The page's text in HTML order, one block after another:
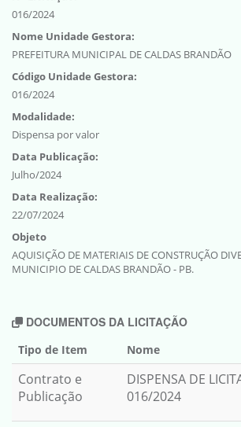
016/2024
Nome Unidade Gestora:
PREFEITURA MUNICIPAL DE CALDAS BRANDÃO
Código Unidade Gestora:
016/2024
Modalidade:
Dispensa por valor
Data Publicação:
Julho/2024
Data Realização:
22/07/2024
Objeto
AQUISIÇÃO DE MATERIAIS DE CONSTRUÇÃO
MUNICIPIO DE CALDAS BRANDÃO - PB.
DOCUMENTOS DA LICITAÇÃO
Tipo de Item Nome
Contrato e
Publicação
DISPENSA DE
016/2024